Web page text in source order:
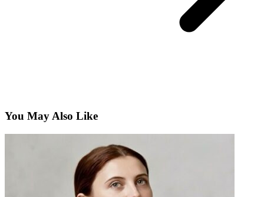
You May Also Like